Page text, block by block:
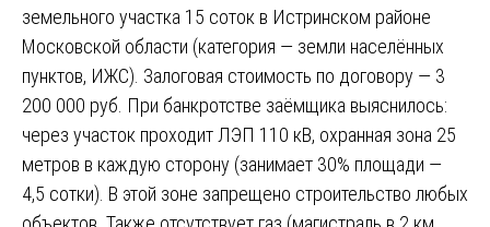
земельного участка 15 соток в Истринском районе
Московской области (категория — земли населённых
пунктов, ИЖС). Залоговая стоимость по договору — 3
200 000 руб. При банкротстве заёмщика выяснилось:
через участок проходит ЛЭП 110 кВ, охранная зона 25
метров в каждую сторону (занимает 30% площади —
4,5 сотки). В этой зоне запрещено строительство любых